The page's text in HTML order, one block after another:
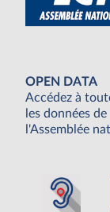
OPEN DATA
Accédez à
les données de
l'Assemblée